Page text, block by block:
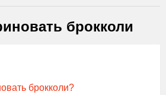
брокколи
брокколи?